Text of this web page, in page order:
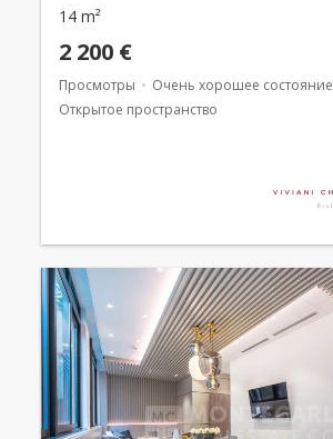
14 m²
2 200 €
Просмотры
Очень хорошее состояние
Открытое пространство